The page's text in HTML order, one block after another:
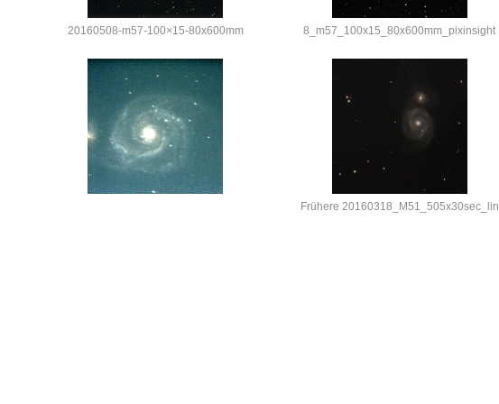
20160508-m57-100×15-80x600mm 8_m57_100x15_80x600mm_pixinsight
Frühere 20160318_M51_505x30sec_lin